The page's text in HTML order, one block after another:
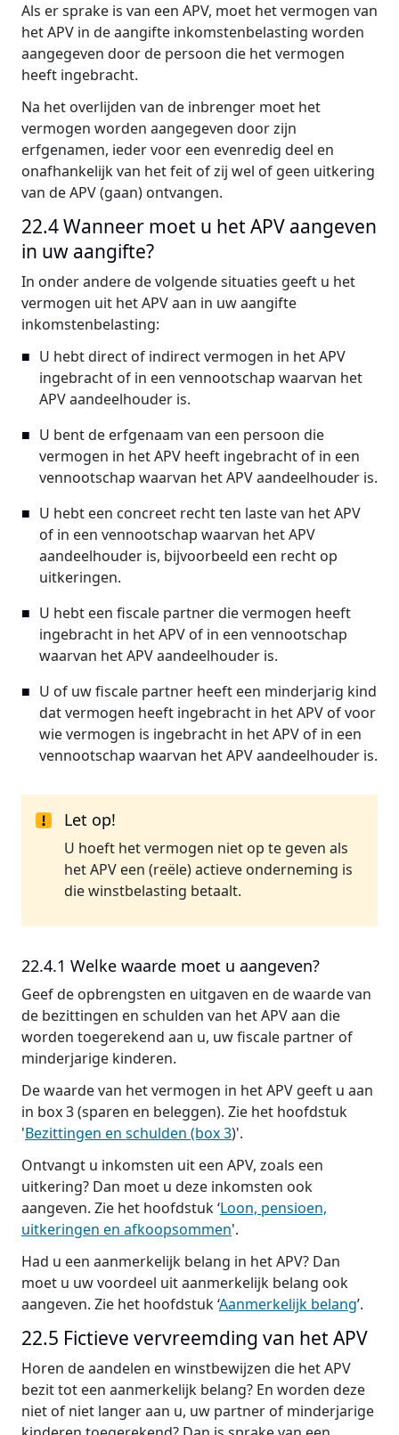
Als er sprake is van een APV, moet het vermogen van
het APV in de aangifte inkomstenbelasting worden
aangegeven door de persoon die het vermogen
heeft ingebracht.
Na het overlijden van de inbrenger moet het
vermogen worden aangegeven door zijn
erfgenamen, ieder voor een evenredig deel en
onafhankelijk van het feit of zij wel of geen uitkering
van de APV (gaan) ontvangen.
22.4 Wanneer moet u het APV aangeven
in uw aangifte?
In onder andere de volgende situaties geeft u het
vermogen uit het APV aan in uw aangifte
inkomstenbelasting:
U hebt direct of indirect vermogen in het APV
ingebracht of in een vennootschap waarvan het
APV aandeelhouder is.
U bent de erfgenaam van een persoon die
vermogen in het APV heeft ingebracht of in een
vennootschap waarvan het APV aandeelhouder is.
U hebt een concreet recht ten laste van het APV
of in een vennootschap waarvan het APV
aandeelhouder is, bijvoorbeeld een recht op
uitkeringen.
U hebt een fiscale partner die vermogen heeft
ingebracht in het APV of in een vennootschap
waarvan het APV aandeelhouder is.
U of uw fiscale partner heeft een minderjarig kind
dat vermogen heeft ingebracht in het APV of voor
wie vermogen is ingebracht in het APV of in een
vennootschap waarvan het APV aandeelhouder is.
Let op!
U hoeft het vermogen niet op te geven als
het APV een (reële) actieve onderneming is
die winstbelasting betaalt.
22.4.1 Welke waarde moet u aangeven?
Geef de opbrengsten en uitgaven en de waarde van
de bezittingen en schulden van het APV aan die
worden toegerekend aan u, uw fiscale partner of
minderjarige kinderen.
De waarde van het vermogen in het APV geeft u aan
in box 3 (sparen en beleggen). Zie het hoofdstuk
'Bezittingen en schulden (box 3)'.
Ontvangt u inkomsten uit een APV, zoals een
uitkering? Dan moet u deze inkomsten ook
aangeven. Zie het hoofdstuk ‘Loon, pensioen,
uitkeringen en afkoopsommen'.
Had u een aanmerkelijk belang in het APV? Dan
moet u uw voordeel uit aanmerkelijk belang ook
aangeven. Zie het hoofdstuk ‘Aanmerkelijk belang’.
22.5 Fictieve vervreemding van het APV
Horen de aandelen en winstbewijzen die het APV
bezit tot een aanmerkelijk belang? En worden deze
niet of niet langer aan u, uw partner of minderjarige